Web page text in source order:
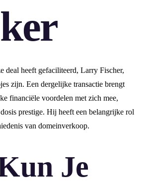
deal heeft gefaciliteerd, Larry Fischer,
zijn. Een dergelijke transactie brengt
financiële voordelen met zich mee,
prestige. Hij heeft een belangrijke rol
van domeinverkoop.
Je